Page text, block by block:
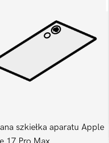
szkiełka aparatu Apple